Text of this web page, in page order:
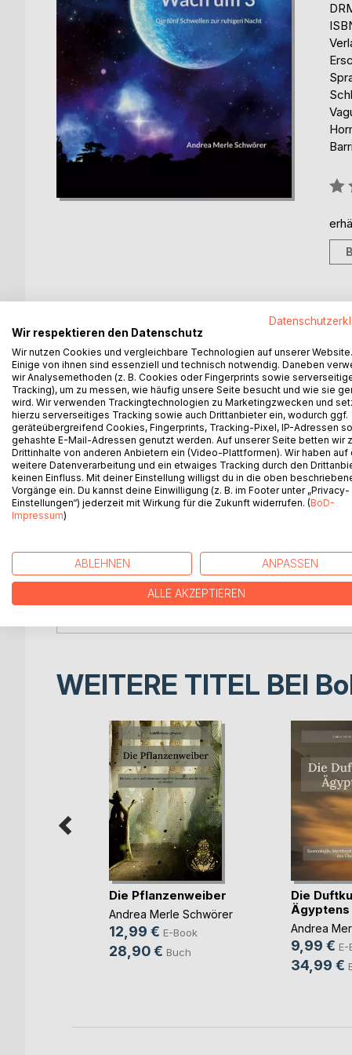
Wach um 3 - Die fünf Schwellen zur ruhigen
zu einem Ort der Anspannung geworden.Das
den Wandel- und Wechselzeiten kein Zufall,
Nullpunkt. Wenn der Schlaf exakt in der dritten
Alltagssorgen. Es ist der unüberhörbare Weckruf
Autorin Andrea Merle Schwörer nimmt dich an
aus über 35 Jahren ganzheitlicher
Schlaflosigkeit: das überreizte Nervensystem,
Stoffwechsels und die zähe Spur der
praktisches, analoges 30-Tage-Kompendium für
Vier-Seiten-Prinzip pro Tag, bereitet die erste
sowie schriftliche Gedankenentladung auf den
schenkt dir im Akutfall sofortige, somatische
Gedankenkarussell sanft zu stoppen.Tritt ein in
Urvertrauen und finde den Weg zurück in einen
Nacht beginnt hier.
WEITERE TITEL BEI
Die Pflanzenweiber
Andrea Merle Schwörer
12,99 € E-Book
28,90 € Buch
Die
Ägyptens
Andrea
9,99 € E-
34,99 €
Wir respektieren den Datenschutz
Wir nutzen Cookies und vergleichbare Technologien auf unserer Website.
Einige von ihnen sind essenziell und technisch notwendig. Daneben
wir Analysemethoden (z. B. Cookies oder Fingerprints sowie
Tracking), um zu messen, wie häufig unsere Seite besucht und wie sie
wird. Wir verwenden Trackingtechnologien zu Marketingzwecken und
hierzu serverseitiges Tracking sowie auch Drittanbieter ein, wodurch ggf.
geräteübergreifend Cookies, Fingerprints, Tracking-Pixel, IP-Adressen
gehashte E-Mail-Adressen genutzt werden. Auf unserer Seite betten wir
Drittinhalte von anderen Anbietern ein (Video-Plattformen). Wir haben auf
weitere Datenverarbeitung und ein etwaiges Tracking durch den
keinen Einfluss. Mit deiner Einstellung willigst du in die oben
Vorgänge ein. Du kannst deine Einwilligung (z. B. im Footer unter „Privacy-
Einstellungen“) jederzeit mit Wirkung für die Zukunft widerrufen. (BoD-
Impressum)
ABLEHNEN ANPASSEN
ALLE AKZEPTIEREN